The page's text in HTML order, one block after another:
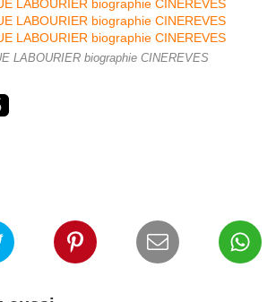
LABOURIER biographie CINEREVES